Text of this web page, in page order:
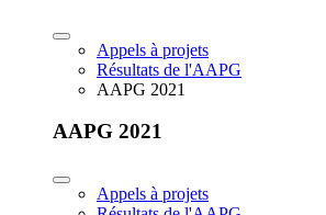
Appels à projets
Résultats de l'AAPG
AAPG 2021
AAPG 2021
Appels à projets